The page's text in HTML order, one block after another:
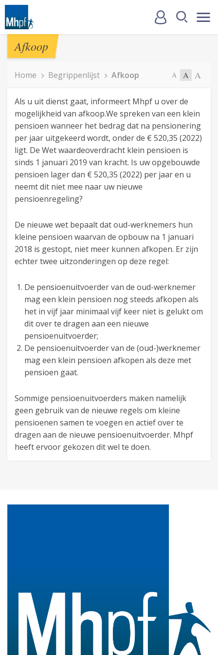
Afkoop
Home Begrippenlijst Afkoop A A A
Als u uit dienst gaat, informeert Mhpf u over de
mogelijkheid van afkoop.We spreken van een klein
pensioen wanneer het bedrag dat na pensionering
per jaar uitgekeerd wordt, onder de € 520,35 (2022)
ligt. De Wet waardeoverdracht klein pensioen is
sinds 1 januari 2019 van kracht. Is uw opgebouwde
pensioen lager dan € 520,35 (2022) per jaar en u
neemt dit niet mee naar uw nieuwe
pensioenregeling?
De nieuwe wet bepaalt dat oud-werknemers hun
kleine pensioen waarvan de opbouw na 1 januari
2018 is gestopt, niet meer kunnen afkopen. Er zijn
echter twee uitzonderingen op deze regel:
De pensioenuitvoerder van de oud-werknemer
mag een klein pensioen nog steeds afkopen als
het in vijf jaar minimaal vijf keer niet is gelukt om
dit over te dragen aan een nieuwe
pensioenuitvoerder;
De pensioenuitvoerder van de (oud-)werknemer
mag een klein pensioen afkopen als deze met
pensioen gaat.
Sommige pensioenuitvoerders maken namelijk
geen gebruik van de nieuwe regels om kleine
pensioenen samen te voegen en actief over te
dragen aan de nieuwe pensioenuitvoerder. Mhpf
heeft ervoor gekozen dit wel te doen.